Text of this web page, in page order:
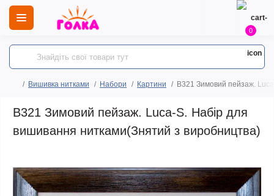
0
Вишивка нитками Набори Картини B321 Зимовий пейзаж.
B321 Зимовий пейзаж. Luca-S. Набір для
вишивання нитками(Знятий з виробництва)